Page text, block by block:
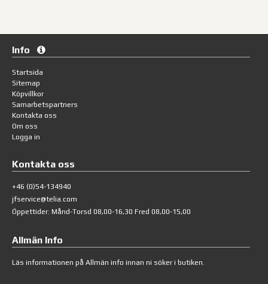
Info
Startsida
Sitemap
Köpvillkor
Samarbetspartners
Kontakta oss
Om oss
Logga in
Kontakta oss
+46 (0)54-134940
jfservice@telia.com
Öppettider: Månd-Torsd 08,00-16,30 Fred 08,00-15,00
Allmän Info
Läs informationen på Allmän info innan ni söker i butiken.